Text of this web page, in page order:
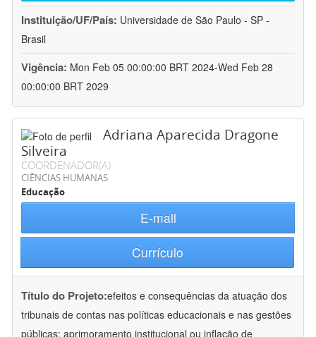
Instituição/UF/País: Universidade de São Paulo - SP -
Brasil
Vigência: Mon Feb 05 00:00:00 BRT 2024-Wed Feb 28
00:00:00 BRT 2029
Adriana Aparecida Dragone
Silveira
COORDENADOR(A)
CIÊNCIAS HUMANAS
Educação
E-mail
Currículo
Título do Projeto:efeitos e consequências da atuação dos
tribunais de contas nas políticas educacionais e nas gestões
públicas: aprimoramento institucional ou inflação de